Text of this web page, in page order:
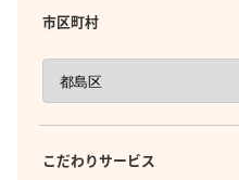
市区町村
こだわりサービス